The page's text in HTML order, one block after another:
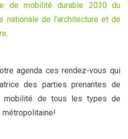
de mobilité durable 2030 du
nationale de l’architecture et de
.
agenda ces rendez-vous qui
des parties prenantes de
mobilité de tous les types de
métropolitaine!